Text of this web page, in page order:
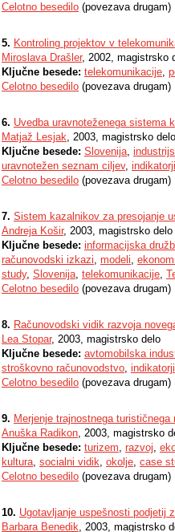
Celotno besedilo (povezava drugam)
5. Kontroling projektov v
Miroslava Drašler, 2002, magistrsko
Ključne besede: telekomunikacije,
Celotno besedilo (povezava drugam)
6. Uvedba uravnoteženega sistema
Matjaž Lesjak, 2003, magistrsko delo
Ključne besede: Slovenija,
uravnotežen seznam ciljev, indikatorji
Celotno besedilo (povezava drugam)
7. Sistem kazalnikov za presojanje
Andreja Košir, 2003, magistrsko delo
Ključne besede: informacijska
računovodski izkazi, modeli,
study, Slovenija, telekomunikacije,
Celotno besedilo (povezava drugam)
8. Računovodski vidik razvoja
Lea Stopar, 2003, magistrsko delo
Ključne besede: avtomobilska
stroškovno računovodstvo, indikatorji
Celotno besedilo (povezava drugam)
9. Merjenje trajnostnega turističnega
Anuška Radikon, 2003, magistrsko
Ključne besede: turizem, razvoj,
kultura, socialni vidik, okolje, case
Celotno besedilo (povezava drugam)
10. Ugotavljanje uspešnosti podjetij
Barbara Benedik, 2003, magistrsko